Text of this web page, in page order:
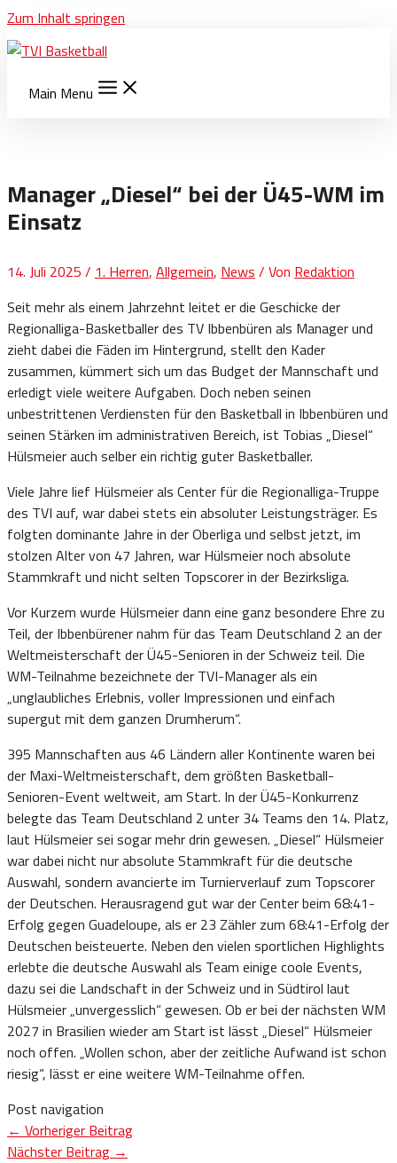
Zum Inhalt springen
Main Menu
Manager „Diesel“ bei der Ü45-WM im
Einsatz
14. Juli 2025 / 1. Herren, Allgemein, News / Von Redaktion
Seit mehr als einem Jahrzehnt leitet er die Geschicke der
Regionalliga-Basketballer des TV Ibbenbüren als Manager und
zieht dabei die Fäden im Hintergrund, stellt den Kader
zusammen, kümmert sich um das Budget der Mannschaft und
erledigt viele weitere Aufgaben. Doch neben seinen
unbestrittenen Verdiensten für den Basketball in Ibbenbüren und
seinen Stärken im administrativen Bereich, ist Tobias „Diesel“
Hülsmeier auch selber ein richtig guter Basketballer.
Viele Jahre lief Hülsmeier als Center für die Regionalliga-Truppe
des TVI auf, war dabei stets ein absoluter Leistungsträger. Es
folgten dominante Jahre in der Oberliga und selbst jetzt, im
stolzen Alter von 47 Jahren, war Hülsmeier noch absolute
Stammkraft und nicht selten Topscorer in der Bezirksliga.
Vor Kurzem wurde Hülsmeier dann eine ganz besondere Ehre zu
Teil, der Ibbenbürener nahm für das Team Deutschland 2 an der
Weltmeisterschaft der Ü45-Senioren in der Schweiz teil. Die
WM-Teilnahme bezeichnete der TVI-Manager als ein
„unglaubliches Erlebnis, voller Impressionen und einfach
supergut mit dem ganzen Drumherum“.
395 Mannschaften aus 46 Ländern aller Kontinente waren bei
der Maxi-Weltmeisterschaft, dem größten Basketball-
Senioren-Event weltweit, am Start. In der Ü45-Konkurrenz
belegte das Team Deutschland 2 unter 34 Teams den 14. Platz,
laut Hülsmeier sei sogar mehr drin gewesen. „Diesel“ Hülsmeier
war dabei nicht nur absolute Stammkraft für die deutsche
Auswahl, sondern avancierte im Turnierverlauf zum Topscorer
der Deutschen. Herausragend gut war der Center beim 68:41-
Erfolg gegen Guadeloupe, als er 23 Zähler zum 68:41-Erfolg der
Deutschen beisteuerte. Neben den vielen sportlichen Highlights
erlebte die deutsche Auswahl als Team einige coole Events,
dazu sei die Landschaft in der Schweiz und in Südtirol laut
Hülsmeier „unvergesslich“ gewesen. Ob er bei der nächsten WM
2027 in Brasilien wieder am Start ist lässt „Diesel“ Hülsmeier
noch offen. „Wollen schon, aber der zeitliche Aufwand ist schon
riesig“, lässt er eine weitere WM-Teilnahme offen.
Post navigation
← Vorheriger Beitrag
Nächster Beitrag →